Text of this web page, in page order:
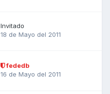
Invitado
18 de Mayo del 2011
fededb
16 de Mayo del 2011